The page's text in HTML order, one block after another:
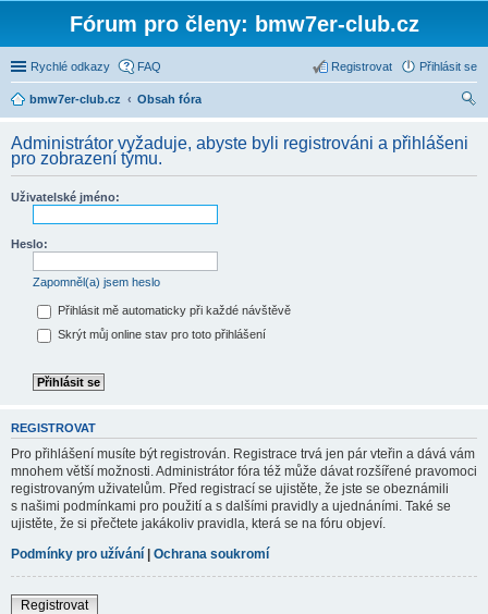
Fórum pro členy: bmw7er-club.cz
Rychlé odkazy FAQ Přihlásit se
Registrovat
bmw7er-club.cz
Obsah fóra
Administrátor vyžaduje, abyste byli registrováni a přihlášeni
pro zobrazení týmu.
Uživatelské jméno:
Heslo:
Zapomněl(a) jsem heslo
Přihlásit mě automaticky při každé návštěvě
Skrýt můj online stav pro toto přihlášení
REGISTROVAT
Pro přihlášení musíte být registrován. Registrace trvá jen pár vteřin a dává vám
mnohem větší možnosti. Administrátor fóra též může dávat rozšířené pravomoci
registrovaným uživatelům. Před registrací se ujistěte, že jste se obeznámili
s našimi podmínkami pro použití a s dalšími pravidly a ujednáními. Také se
ujistěte, že si přečtete jakákoliv pravidla, která se na fóru objeví.
Podmínky pro užívání | Ochrana soukromí
Registrovat